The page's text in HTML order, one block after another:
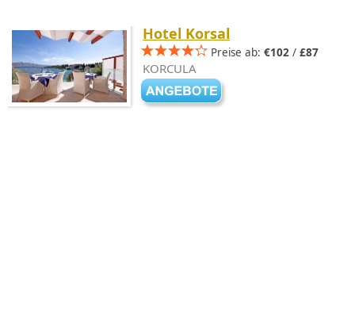
Hotel Korsal
Preise ab: €102 / £87
KORCULA